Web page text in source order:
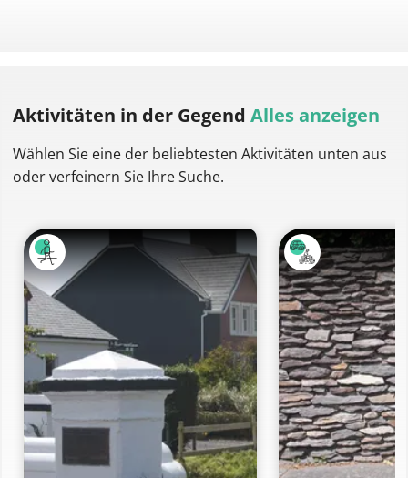
Aktivitäten in der Gegend Alles anzeigen
Wählen Sie eine der beliebtesten Aktivitäten unten aus
oder verfeinern Sie Ihre Suche.